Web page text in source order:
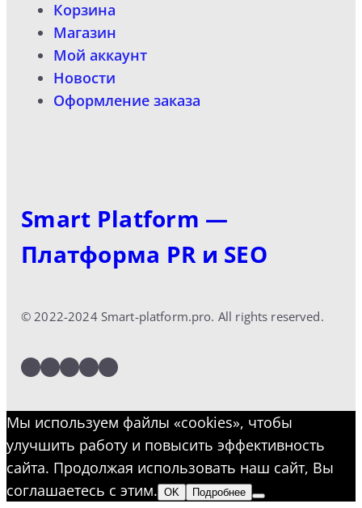
Корзина
Магазин
Мой аккаунт
Новости
Оформление заказа
Smart Platform —
Платформа PR и SEO
© 2022-2024 Smart-platform.pro. All rights reserved.
LinkedIn
Facebook
Twitter
Instagram
YouTube
Мы используем файлы «cookies», чтобы
улучшить работу и повысить эффективность
сайта. Продолжая использовать наш сайт, Вы
соглашаетесь с этим. OK Подробнее